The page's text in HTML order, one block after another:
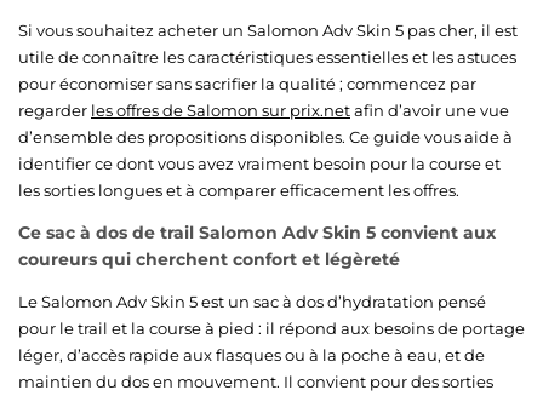
Si vous souhaitez acheter un Salomon Adv Skin 5 pas cher, il est
utile de connaître les caractéristiques essentielles et les astuces
pour économiser sans sacrifier la qualité ; commencez par
regarder les offres de Salomon sur prix.netafin d’avoir une vue
d’ensemble des propositions disponibles. Ce guide vous aide à
identifier ce dont vous avez vraiment besoin pour la course et
les sorties longues et à comparer efficacement les offres.
Ce sac à dos de trail Salomon Adv Skin 5 convient aux
coureurs qui cherchent confort et légèreté
Le Salomon Adv Skin 5 est un sac à dos d’hydratation pensé
pour le trail et la course à pied : il répond aux besoins de portage
léger, d’accès rapide aux flasques ou à la poche à eau, et de
maintien du dos en mouvement. Il convient pour des sorties